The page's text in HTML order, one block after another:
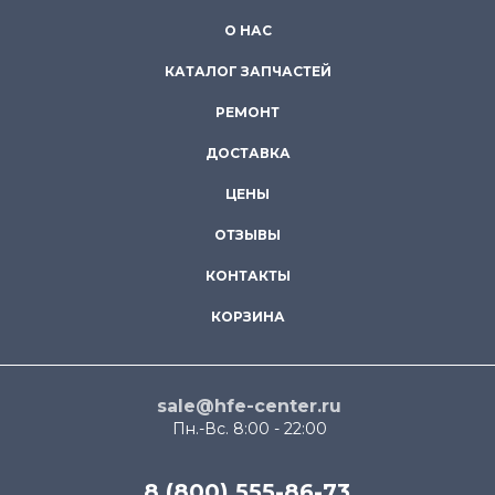
О НАС
КАТАЛОГ ЗАПЧАСТЕЙ
РЕМОНТ
ДОСТАВКА
ЦЕНЫ
ОТЗЫВЫ
КОНТАКТЫ
КОРЗИНА
sale@hfe-center.ru
Пн.-Вс. 8:00 - 22:00